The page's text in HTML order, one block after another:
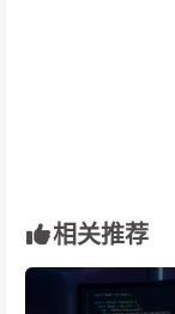
相关推荐